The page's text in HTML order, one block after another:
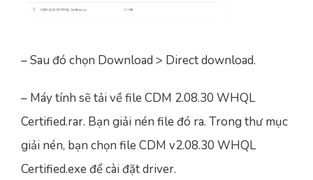
– Sau đó chọn Download > Direct download.
– Máy tính sẽ tải về file CDM 2.08.30 WHQL
Certified.rar. Bạn giải nén file đó ra. Trong thư mục
giải nén, bạn chọn file CDM v2.08.30 WHQL
Certified.exe để cài đặt driver.